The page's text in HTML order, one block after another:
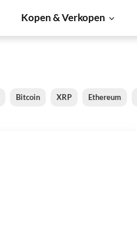
Kopen & Verkopen
Bitcoin XRP Ethereum